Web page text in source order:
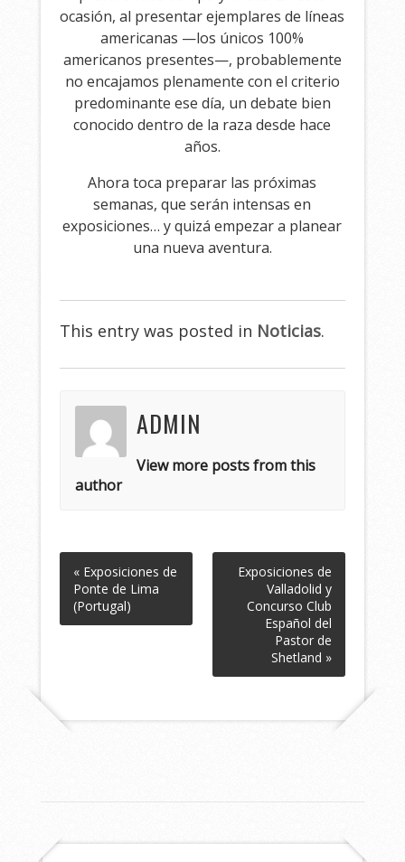
ocasión, al presentar ejemplares de líneas
americanas —los únicos 100%
americanos presentes—, probablemente
no encajamos plenamente con el criterio
predominante ese día, un debate bien
conocido dentro de la raza desde hace
años.
Ahora toca preparar las próximas
semanas, que serán intensas en
exposiciones… y quizá empezar a planear
una nueva aventura.
This entry was posted in Noticias.
ADMIN
View more posts from this
author
« Exposiciones de
Ponte de Lima
(Portugal)
Exposiciones de
Valladolid y
Concurso Club
Español del
Pastor de
Shetland »